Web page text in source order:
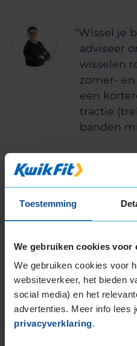
Toestemming
We gebruiken cookies voor
We gebruiken cookies voor
websiteverkeer, het bieden
social media) en het
advertenties. Meer info lees
privacyverklaring.
Wissel je
adviseer
wisselen
zomer-
een
tractie
banden
Meest recente
van onze klanten
10,0
P.C. Hooftlaan